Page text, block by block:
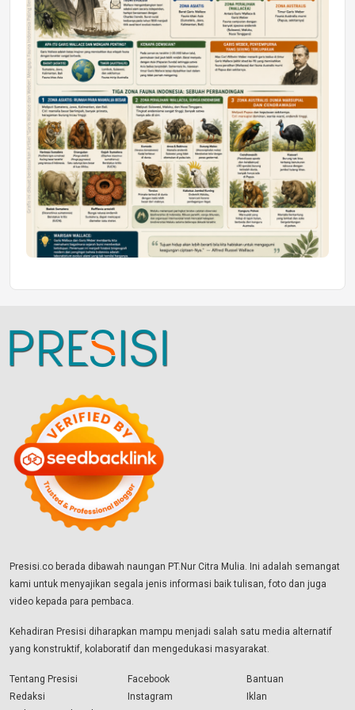
Presisi.co berada dibawah naungan PT.Nur Citra Mulia. Ini adalah semangat
kami untuk menyajikan segala jenis informasi baik tulisan, foto dan juga
video kepada para pembaca.
Kehadiran Presisi diharapkan mampu menjadi salah satu media alternatif
yang konstruktif, kolaboratif dan mengedukasi masyarakat.
Tentang Presisi
Redaksi
Facebook
Instagram
Bantuan
Iklan